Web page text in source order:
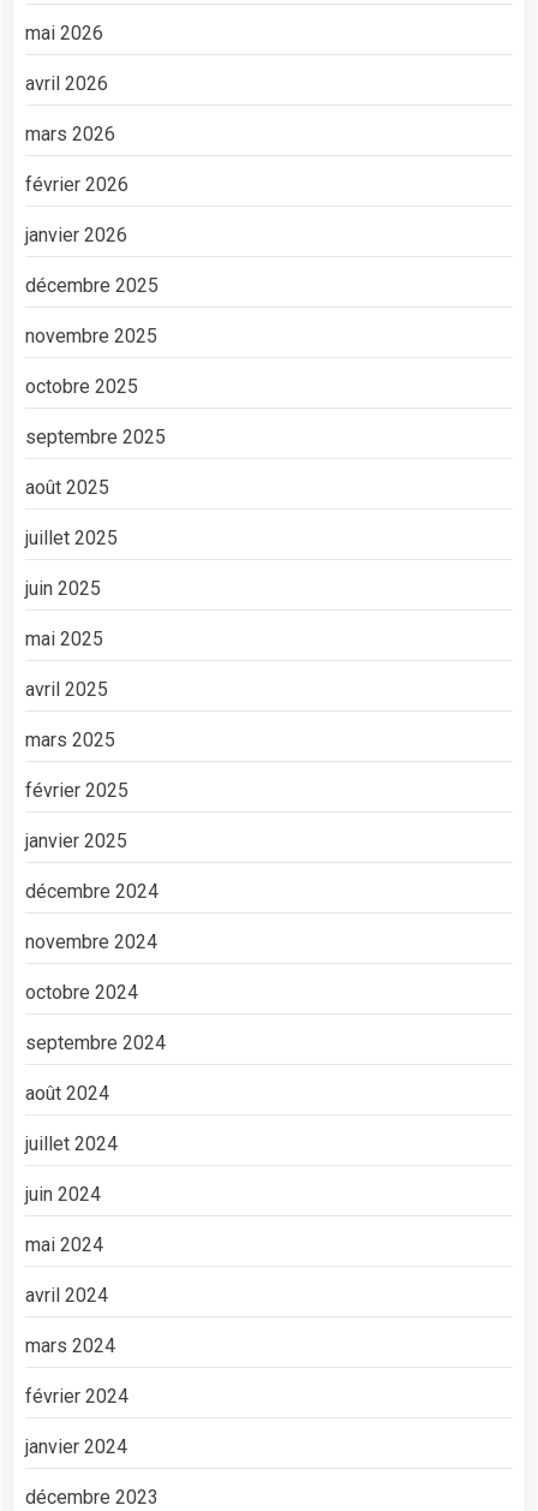
mai 2026
avril 2026
mars 2026
février 2026
janvier 2026
décembre 2025
novembre 2025
octobre 2025
septembre 2025
août 2025
juillet 2025
juin 2025
mai 2025
avril 2025
mars 2025
février 2025
janvier 2025
décembre 2024
novembre 2024
octobre 2024
septembre 2024
août 2024
juillet 2024
juin 2024
mai 2024
avril 2024
mars 2024
février 2024
janvier 2024
décembre 2023